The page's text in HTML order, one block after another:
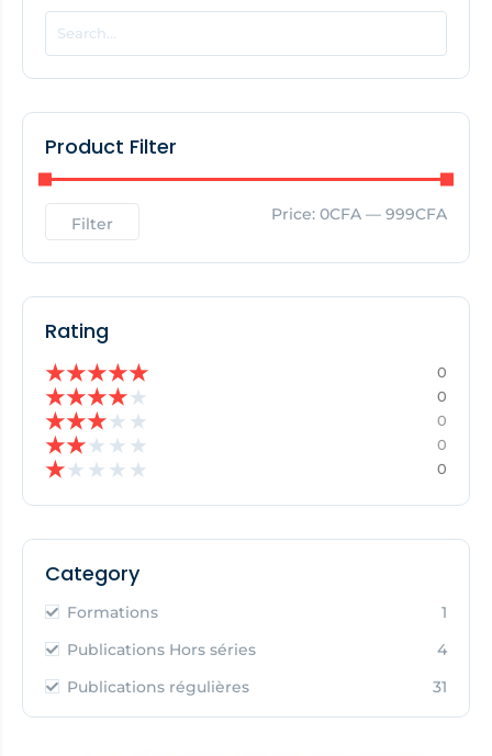
EDITOR'S PICK
No Posts Found!
Product Filter
Filter Price: 0CFA — 999CFA
Rating
★★★★★ 0
★★★★★ 0
★★★★ ★ 0
★★★ ★ ★ 0
★★ ★ ★ ★ 0
Category
Formations
1
Publications Hors séries
4
Publications régulières
31